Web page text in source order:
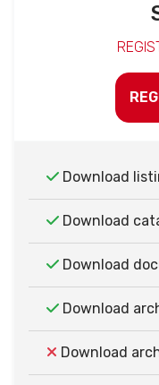
Download
Download
Download
Download
Download